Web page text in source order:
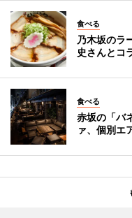
食べる
乃木坂のラ
史さんとコ
食べる
赤坂の「バ
ァ、個別エ